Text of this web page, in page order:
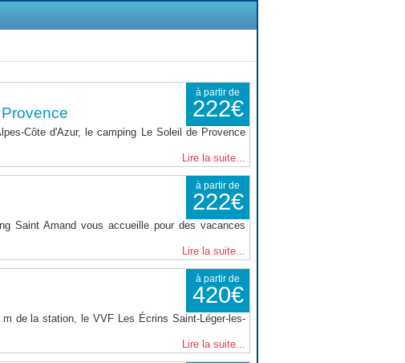
à partir de
222€
Côte d'Azur, le camping Le Soleil de Provence
Lire la suite...
à partir de
222€
Saint Amand vous accueille pour des vacances
Lire la suite...
à partir de
420€
de la station, le VVF Les Écrins Saint-Léger-les-
Lire la suite...